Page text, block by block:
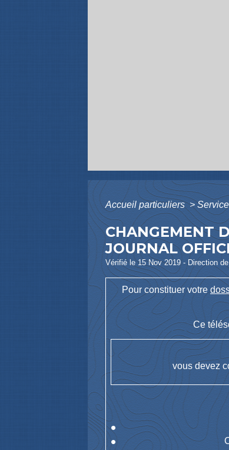
Accueil particuliers>
CHANGEMENT
JOURNAL
Vérifié le 15 Nov 2019 - Direction
Pour constituer votre
Ce
vous devez